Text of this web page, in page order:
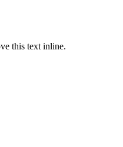
this text inline.